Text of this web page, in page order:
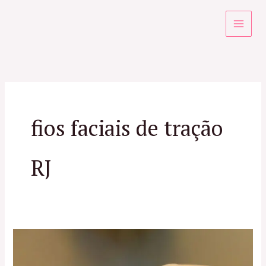
fios faciais de tração
RJ